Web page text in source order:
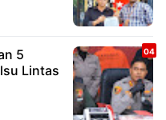
5
Lintas